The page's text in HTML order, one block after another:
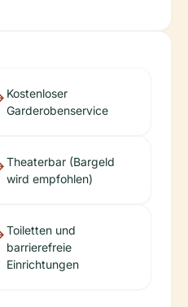
Kostenloser
Garderobenservice
Theaterbar (Bargeld
wird empfohlen)
Toiletten und
barrierefreie
Einrichtungen